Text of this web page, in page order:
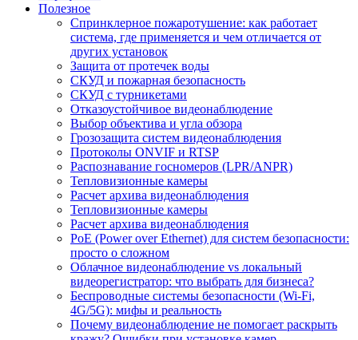
Полезное
Спринклерное пожаротушение: как работает
система, где применяется и чем отличается от
других установок
Защита от протечек воды
СКУД и пожарная безопасность
СКУД с турникетами
Отказоустойчивое видеонаблюдение
Выбор объектива и угла обзора
Грозозащита систем видеонаблюдения
Протоколы ONVIF и RTSP
Распознавание госномеров (LPR/ANPR)
Тепловизионные камеры
Расчет архива видеонаблюдения
Тепловизионные камеры
Расчет архива видеонаблюдения
PoE (Power over Ethernet) для систем безопасности:
просто о сложном
Облачное видеонаблюдение vs локальный
видеорегистратор: что выбрать для бизнеса?
Беспроводные системы безопасности (Wi-Fi,
4G/5G): мифы и реальность
Почему видеонаблюдение не помогает раскрыть